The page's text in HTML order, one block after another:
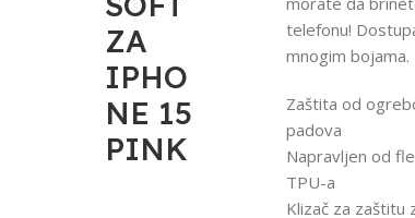
ZA
IPHO
NE 15
PINK
telefonu!
mnogim bojama.
Zaštita od
padova
Napravljen od
TPU-a
Klizač za zaštitu